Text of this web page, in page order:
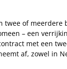
twee of meerdere
– een
met een
af, zowel in